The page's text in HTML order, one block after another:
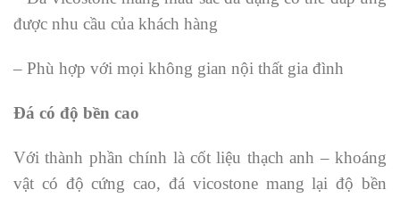
được nhu cầu của khách hàng
– Phù hợp với mọi không gian nội thất gia đình
Đá có độ bền cao
Với thành phần chính là cốt liệu thạch anh – khoáng
vật có độ cứng cao, đá vicostone mang lại độ bền